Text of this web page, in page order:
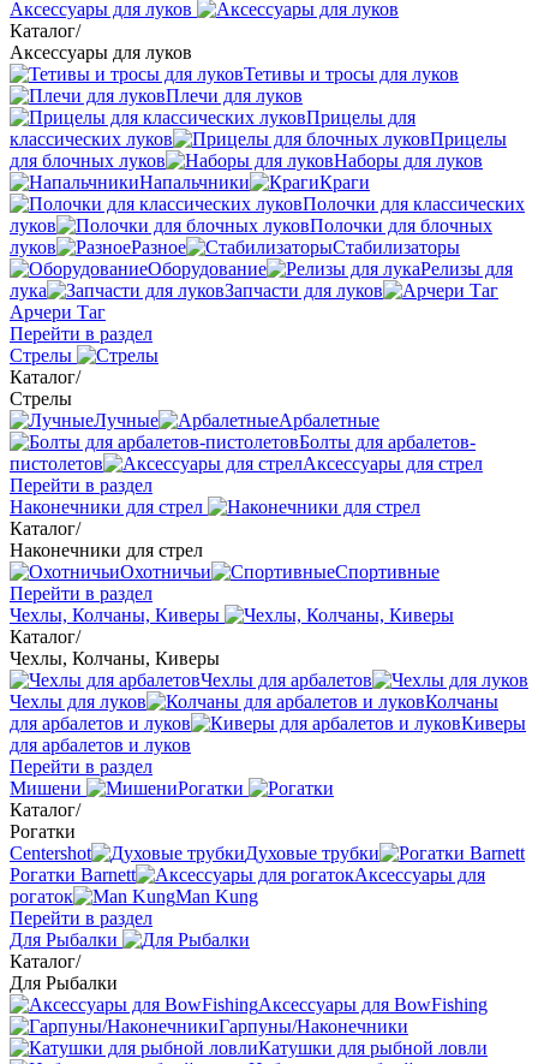
Аксессуары для луков
Каталог/
Аксессуары для луков
Тетивы и тросы для луков
Плечи для луков
Прицелы для
классических луков
Прицелы
для блочных луков
Наборы для луков
Напальчники
Краги
Полочки для классических
луков
Полочки для блочных
луков
Разное
Стабилизаторы
Оборудование
Релизы для
лука
Запчасти для луков
Арчери Таг
Перейти в раздел
Стрелы
Каталог/
Стрелы
Лучные
Арбалетные
Болты для арбалетов-
пистолетов
Аксессуары для стрел
Перейти в раздел
Наконечники для стрел
Каталог/
Наконечники для стрел
Охотничьи
Спортивные
Перейти в раздел
Чехлы, Колчаны, Киверы
Каталог/
Чехлы, Колчаны, Киверы
Чехлы для арбалетов
Чехлы для луков
Колчаны
для арбалетов и луков
Киверы
для арбалетов и луков
Перейти в раздел
Мишени
Рогатки
Каталог/
Рогатки
Centershot
Духовые трубки
Рогатки Barnett
Аксессуары для
рогаток
Man Kung
Перейти в раздел
Для Рыбалки
Каталог/
Для Рыбалки
Аксессуары для BowFishing
Гарпуны/Наконечники
Катушки для рыбной ловли